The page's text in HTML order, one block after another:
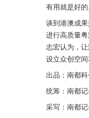
有用就是好的
谈到港澳成
进行高质量
志宏认为，
设立众创空间
出品：南都
统筹：南都
采写：南都